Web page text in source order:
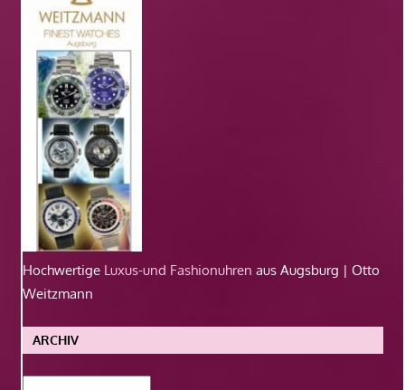
Hochwertige Luxus-und Fashionuhren aus Augsburg | Otto
Weitzmann
ARCHIV